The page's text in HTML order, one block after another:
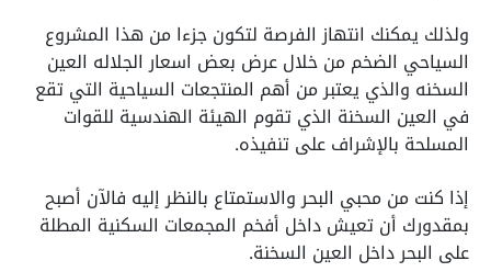
ولذلك يمكنك انتهاز الفرصة لتكون جزءا من هذا المشروع
السياحي الضخم من خلال عرض بعض اسعار الجلاله العين
السخنه والذي يعتبر من أهم المنتجعات السياحية التي تقع
في العين السخنة الذي تقوم الهيئة الهندسية للقوات
المسلحة بالإشراف على تنفيذه.
إذا كنت من محبي البحر والاستمتاع بالنظر إليه فالآن أصبح
بمقدورك أن تعيش داخل أفخم المجمعات السكنية المطلة
على البحر داخل العين السخنة.